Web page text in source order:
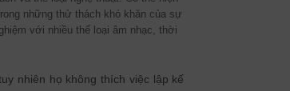
những thử thách khó khăn của sự
với nhiều thể loại âm nhạc, thời
nhiên họ không thích việc lập kế